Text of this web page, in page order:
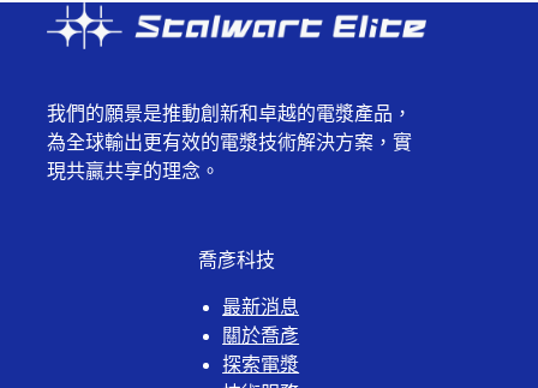
我們的願景是推動創新和卓越的電漿產品，
為全球輸出更有效的電漿技術解決方案，實
現共贏共享的理念。
喬彥科技
最新消息
關於喬彥
探索電漿